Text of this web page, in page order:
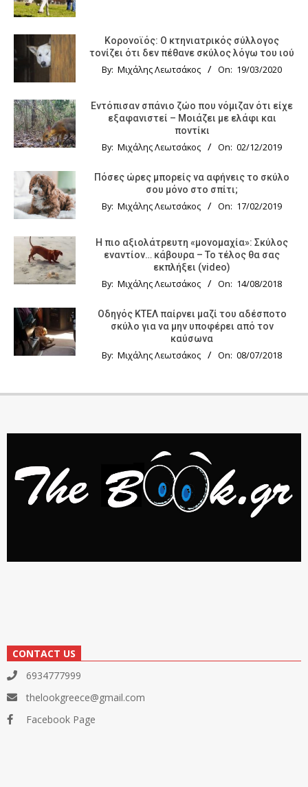
Κορονοϊός: Ο κτηνιατρικός σύλλογος
τονίζει ότι δεν πέθανε σκύλος λόγω του ιού
By: Μιχάλης Λεωτσάκος On: 19/03/2020
Εντόπισαν σπάνιο ζώο που νόμιζαν ότι είχε
εξαφανιστεί – Μοιάζει με ελάφι και
ποντίκι
By: Μιχάλης Λεωτσάκος On: 02/12/2019
Πόσες ώρες μπορείς να αφήνεις το σκύλο
σου μόνο στο σπίτι;
By: Μιχάλης Λεωτσάκος On: 17/02/2019
Η πιο αξιολάτρευτη «μονομαχία»: Σκύλος
εναντίον… κάβουρα – Το τέλος θα σας
εκπλήξει (video)
By: Μιχάλης Λεωτσάκος On: 14/08/2018
Οδηγός KTΕΛ παίρνει μαζί του αδέσποτο
σκύλο για να μην υποφέρει από τον
καύσωνα
By: Μιχάλης Λεωτσάκος On: 08/07/2018
CONTACT US
6934777999
thelookgreece@gmail.com
Facebook Page